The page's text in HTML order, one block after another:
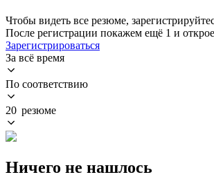
Чтобы видеть все резюме,
После регистрации покажем ещё 1 и
Зарегистрироваться
За всё время
По соответствию
20 резюме
Ничего не нашлось